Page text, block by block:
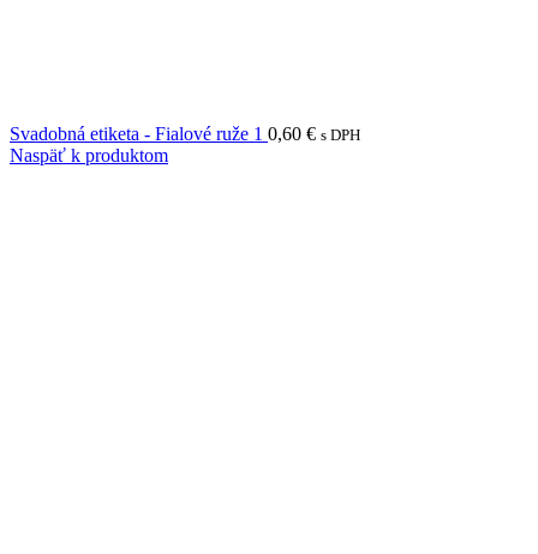
Svadobná etiketa - Fialové ruže 1 0,60 € s DPH
Naspäť k produktom